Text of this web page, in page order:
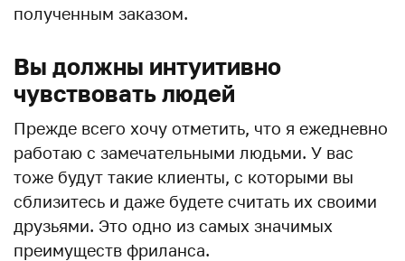
полученным заказом.
Вы должны интуитивно
чувствовать людей
Прежде всего хочу отметить, что я ежедневно
работаю с замечательными людьми. У вас
тоже будут такие клиенты, с которыми вы
сблизитесь и даже будете считать их своими
друзьями. Это одно из самых значимых
преимуществ фриланса.